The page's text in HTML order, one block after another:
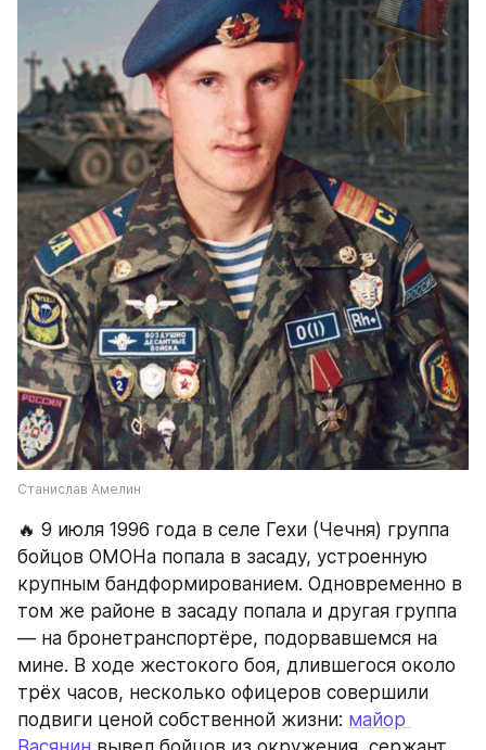
Станислав Амелин
🔥 9 июля 1996 года в селе Гехи (Чечня) группа
бойцов ОМОНа попала в засаду, устроенную
крупным бандформированием. Одновременно в
том же районе в засаду попала и другая группа
— на бронетранспортёре, подорвавшемся на
мине. В ходе жестокого боя, длившегося около
трёх часов, несколько офицеров совершили
подвиги ценой собственной жизни: майор